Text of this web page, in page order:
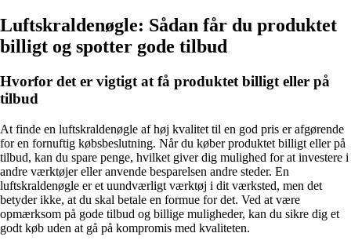
Luftskraldenøgle: Sådan får du produktet
billigt og spotter gode tilbud
Hvorfor det er vigtigt at få produktet billigt eller på
tilbud
At finde en luftskraldenøgle af høj kvalitet til en god pris er afgørende
for en fornuftig købsbeslutning. Når du køber produktet billigt eller på
tilbud, kan du spare penge, hvilket giver dig mulighed for at investere i
andre værktøjer eller anvende besparelsen andre steder. En
luftskraldenøgle er et uundværligt værktøj i dit værksted, men det
betyder ikke, at du skal betale en formue for det. Ved at være
opmærksom på gode tilbud og billige muligheder, kan du sikre dig et
godt køb uden at gå på kompromis med kvaliteten.